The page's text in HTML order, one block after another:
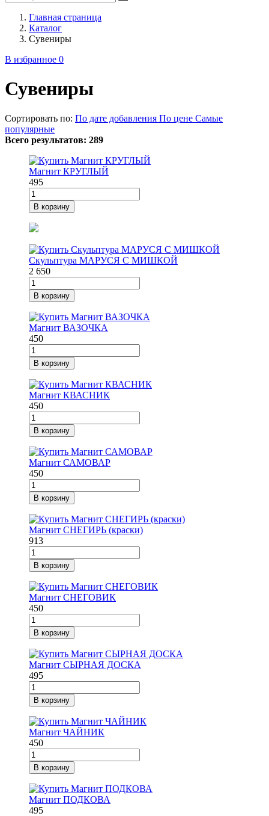
Главная страница
Каталог
Сувениры
В избранное 0
Сувениры
Сортировать по: По дате добавления По цене Самые
популярные
Всего результатов: 289
Магнит КРУГЛЫЙ
495
В корзину
Скульптура МАРУСЯ С МИШКОЙ
2 650
В корзину
Магнит ВАЗОЧКА
450
В корзину
Магнит КВАСНИК
450
В корзину
Магнит САМОВАР
450
В корзину
Магнит СНЕГИРЬ (краски)
913
В корзину
Магнит СНЕГОВИК
450
В корзину
Магнит СЫРНАЯ ДОСКА
495
В корзину
Магнит ЧАЙНИК
450
В корзину
Магнит ПОДКОВА
495